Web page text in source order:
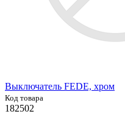
Выключатель FEDE, хром
Код товара
182502